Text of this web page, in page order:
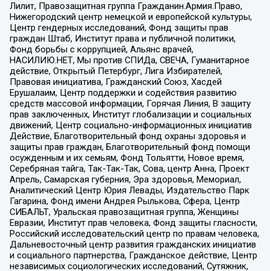
Лилит, Правозащитная группа Гражданин.Армия.Право,
Нижегородский центр немецкой и европейской культуры,
Центр гендерных исследований, Фонд защиты прав
граждан Штаб, Институт права и публичной политики,
Фонд борьбы с коррупцией, Альянс врачей,
НАСИЛИЮ.НЕТ, Мы против СПИДа, СВЕЧА, Гуманитарное
действие, Открытый Петербург, Лига Избирателей,
Правовая инициатива, Гражданский Союз, Хасдей
Ерушалаим, Центр поддержки и содействия развитию
средств массовой информации, Горячая Линия, В защиту
прав заключенных, Институт глобализации и социальных
движений, Центр социально-информационных инициатив
Действие, Благотворительный фонд охраны здоровья и
защиты прав граждан, Благотворительный фонд помощи
осужденным и их семьям, Фонд Тольятти, Новое время,
Серебряная тайга, Так-Так-Так, Сова, центр Анна, Проект
Апрель, Самарская губерния, Эра здоровья, Мемориал,
Аналитический Центр Юрия Левады, Издательство Парк
Гагарина, Фонд имени Андрея Рылькова, Сфера, Центр
СИБАЛЬТ, Уральская правозащитная группа, Женщины
Евразии, Институт прав человека, Фонд защиты гласности,
Российский исследовательский центр по правам человека,
Дальневосточный центр развития гражданских инициатив
и социального партнерства, Гражданское действие, Центр
независимых социологических исследований, Сутяжник,